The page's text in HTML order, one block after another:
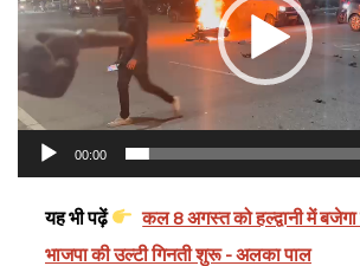
00:00
यह भी पढ़ें
कल 8 अगस्त को हल्द्वानी में
भाजपा की उल्टी गिनती शुरू - अलका पाल